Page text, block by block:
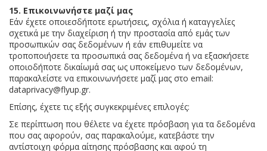
15. Επικοινωνήστε μαζί μας
Εάν έχετε οποιεσδήποτε ερωτήσεις, σχόλια ή καταγγελίες
σχετικά με την διαχείριση ή την προστασία από εμάς των
προσωπικών σας δεδομένων ή εάν επιθυμείτε να
τροποποιήσετε τα προσωπικά σας δεδομένα ή να εξασκήσετε
οποιοδήποτε δικαίωμά σας ως υποκείμενο των δεδομένων,
παρακαλείστε να επικοινωνήσετε μαζί μας στο email:
dataprivacy@flyup.gr.
Επίσης, έχετε τις εξής συγκεκριμένες επιλογές:
Σε περίπτωση που θέλετε να έχετε πρόσβαση για τα δεδομένα
που σας αφορούν, σας παρακαλούμε, κατεβάστε την
αντίστοιχη φόρμα αίτησης πρόσβασης και αφού τη